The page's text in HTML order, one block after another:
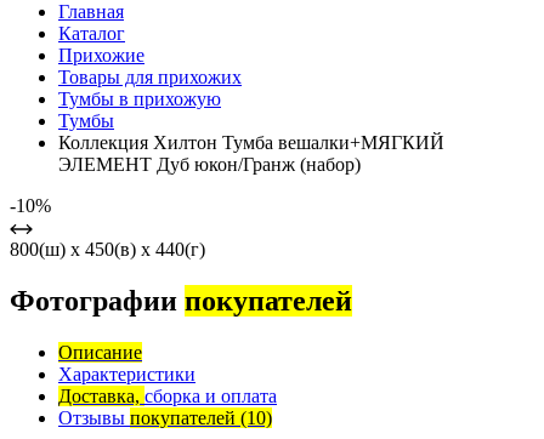
Главная
Каталог
Прихожие
Товары для прихожих
Тумбы в прихожую
Тумбы
Коллекция Хилтон Тумба вешалки+МЯГКИЙ
ЭЛЕМЕНТ Дуб юкон/Гранж (набор)
-10%
800(ш) x 450(в) x 440(г)
Фотографии покупателей
Описание
Характеристики
Доставка, сборка и оплата
Отзывы покупателей (10)